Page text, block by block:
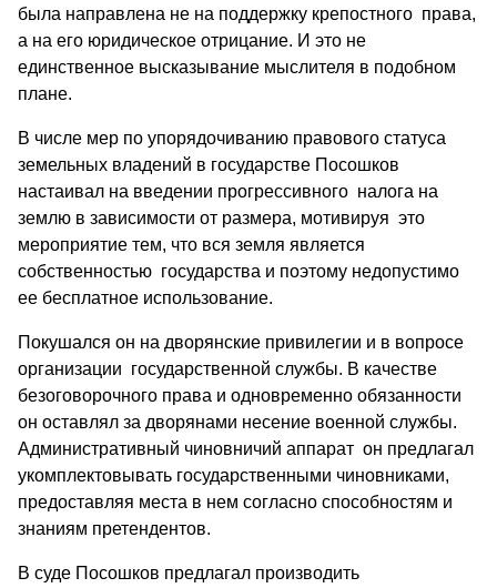
была направлена не на поддержку крепостного права,
а на его юридическое отрицание. И это не
единственное высказывание мыслителя в подобном
плане.
В числе мер по упорядочиванию правового статуса
земельных владений в государстве Посошков
настаивал на введении прогрессивного налога на
землю в зависимости от размера, мотивируя это
мероприятие тем, что вся земля является
собственностью государства и поэтому недопустимо
ее бесплатное использование.
Покушался он на дворянские привилегии и в вопросе
организации государственной службы. В качестве
безоговорочного права и одновременно обязанности
он оставлял за дворянами несение военной службы.
Административный чиновничий аппарат он предлагал
укомплектовывать государственными чиновниками,
предоставляя места в нем согласно способностям и
знаниям претендентов.
В суде Посошков предлагал производить